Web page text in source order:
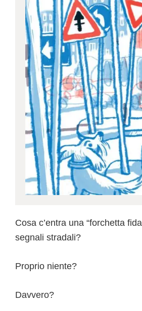
Cosa c’entra una “forchetta
segnali stradali?
Proprio niente?
Davvero?